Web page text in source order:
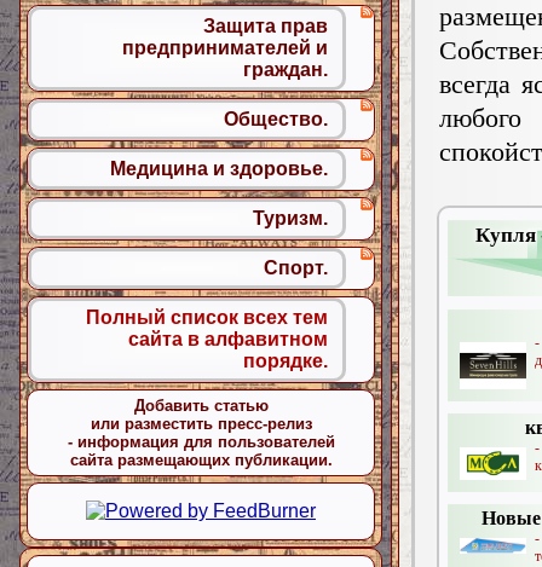
Купля
Новые
-
всегда
Защита прав
предпринимателей и
граждан.
Общество.
Медицина и здоровье.
Туризм.
Спорт.
Полный список всех тем
сайта в алфавитном
порядке.
Добавить статью
или разместить пресс-релиз
- информация для пользователей
сайта размещающих публикации.